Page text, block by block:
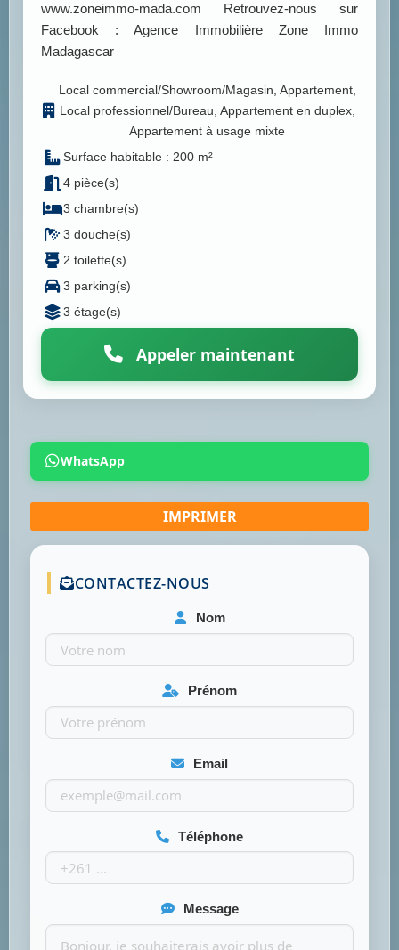
www.zoneimmo-mada.com Retrouvez-nous sur
Facebook : Agence Immobilière Zone Immo
Madagascar
Local commercial/Showroom/Magasin, Appartement,
Local professionnel/Bureau, Appartement en duplex,
Appartement à usage mixte
Surface habitable : 200 m²
4 pièce(s)
3 chambre(s)
3 douche(s)
2 toilette(s)
3 parking(s)
3 étage(s)
Appeler maintenant
WhatsApp
CONTACTEZ-NOUS
Nom
Prénom
Email
Téléphone
Message